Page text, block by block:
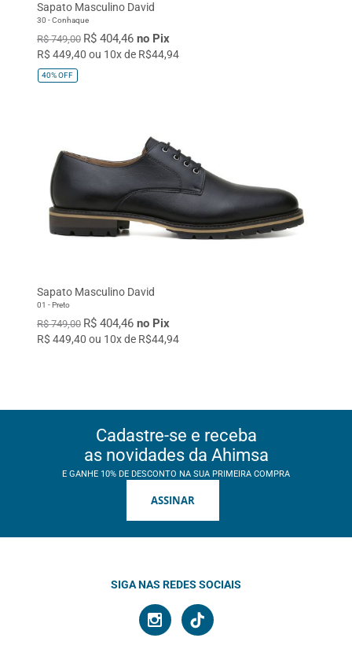
Sapato Masculino David
30 - Conhaque
R$ 749,00 R$ 404,46 no Pix
R$ 449,40 ou 10x de R$44,94
40%OFF
Sapato Masculino David
01 - Preto
R$ 749,00 R$ 404,46 no Pix
R$ 449,40 ou 10x de R$44,94
Cadastre-se e receba
as novidades da Ahimsa
E GANHE 10% DE DESCONTO NA SUA PRIMEIRA COMPRA
ASSINAR
SIGA NAS REDES SOCIAIS